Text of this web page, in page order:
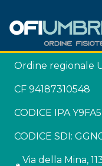
Ordine regionale
CF 94187310548
CODICE IPA
CODICE SDI:
Via della Mina,